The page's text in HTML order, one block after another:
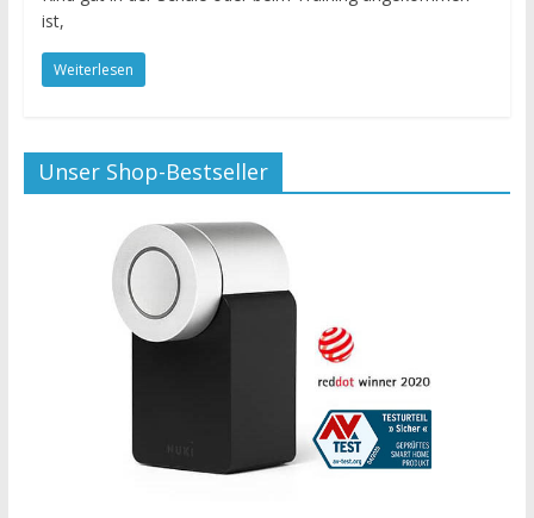
ist,
Weiterlesen
Unser Shop-Bestseller